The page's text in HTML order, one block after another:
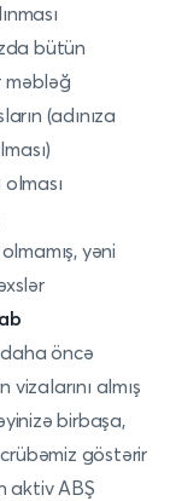
bütün
məbləğ
(adınıza
yəni
daha öncə
vizalarını almış
birbaşa,
göstərir
aktiv ABŞ